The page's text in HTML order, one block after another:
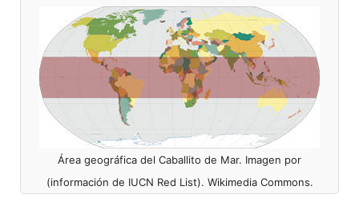
Área geográfica del Caballito de Mar. Imagen por
(información de IUCN Red List). Wikimedia Commons.